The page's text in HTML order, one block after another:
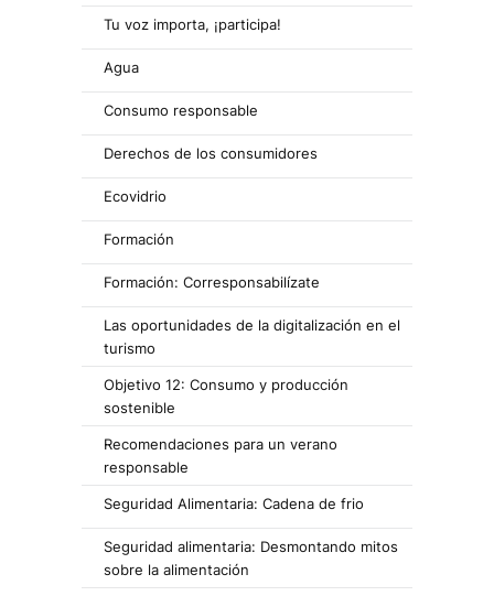
Tu voz importa, ¡participa!
Agua
Consumo responsable
Derechos de los consumidores
Ecovidrio
Formación
Formación: Corresponsabilízate
Las oportunidades de la digitalización en el
turismo
Objetivo 12: Consumo y producción
sostenible
Recomendaciones para un verano
responsable
Seguridad Alimentaria: Cadena de frio
Seguridad alimentaria: Desmontando mitos
sobre la alimentación